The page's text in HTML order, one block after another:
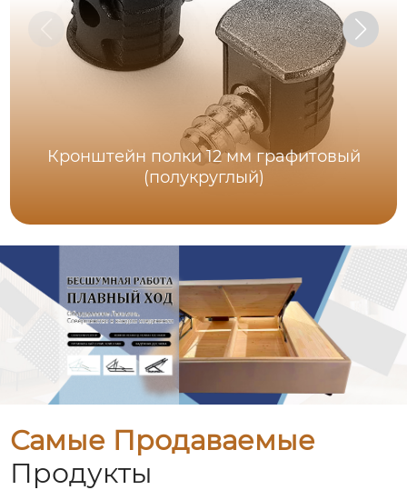
Кронштейн полки 12 мм графитовый
(полукруглый)
Самые Продаваемые
Продукты